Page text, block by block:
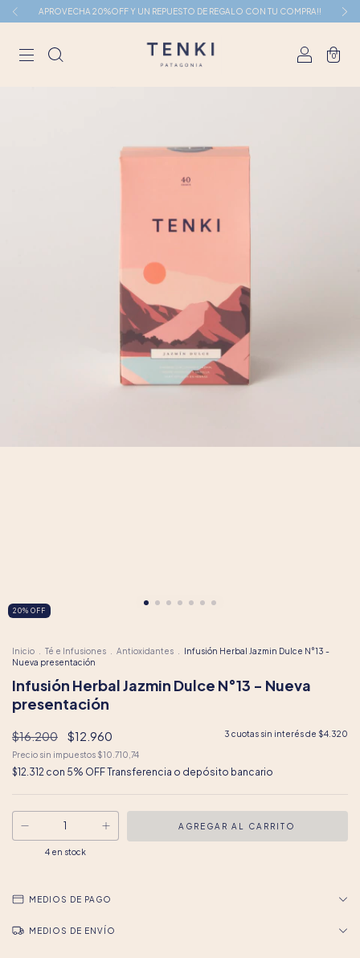
APROVECHA 20%OFF Y UN REPUESTO DE REGALO CON TU COMPRA!!
0
20% OFF
Inicio Té e Infusiones Antioxidantes
Infusión Herbal Jazmin Dulce N°13 -
Nueva presentación
Infusión Herbal Jazmin Dulce N°13 - Nueva
presentación
$16.200 $12.960 3 cuotas sin interés de $4.320
Precio sin impuestos $10.710,74
$12.312 con 5% OFF Transferencia o depósito bancario
4en stock
MEDIOS DE PAGO
MEDIOS DE ENVÍO